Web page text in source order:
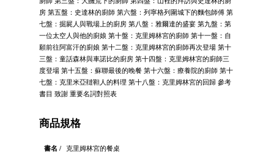
房 第五盤：史達林的廚師 第六盤：列寧格列圍城下的麵包師傅 第
七盤：掘屍人與戰場上的廚房 第八盤：雅爾達的盛宴 第九盤：第
一位太空人與他的廚娘 第十盤：克里姆林宮的廚師 第十一盤：自
願前往阿富汗的廚娘 第十二盤：克里姆林宮的廚師再次登場 第十
三盤：童話森林與車諾比的廚房 第十四盤：克里姆林宮的廚師三
度登場 第十五盤：蘇聯最後的晚餐 第十六盤：療養院的廚師 第十
七盤：克里米亞韃靼人的料理 第十八盤：克里姆林宮的回歸 參考
書目 致謝 重要名詞對照表
商品規格
書名 /
克里姆林宮的餐桌